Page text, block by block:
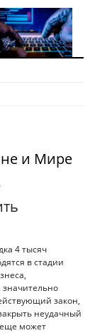
и Мире
4 тысяч
в стадии
закон,
неудачный
еще может